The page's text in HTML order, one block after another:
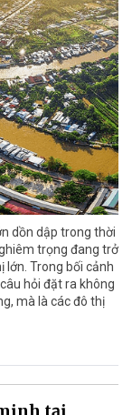
dồn dập trong thời
trọng đang trở
Trong bối cảnh
hỏi đặt ra không
mà là các đô thị
tại